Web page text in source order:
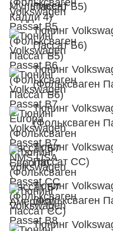
Пассат Б5)
Тюнинг
Пассат Б6)
Тюнинг
(Фольксваген
Тюнинг
(Фольксваген
Тюнинг
Пассат СС)
Тюнинг
(Фольксваген
Тюнинг